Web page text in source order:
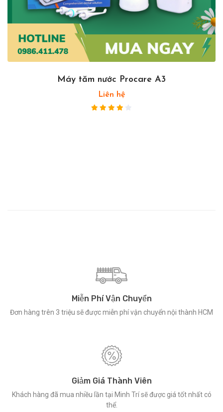
Máy tăm nước Procare A3
Liên hệ
Miễn Phí Vận Chuyển
Đơn hàng trên 3 triệu sẽ được miễn phí vận chuyển nội thành HCM
Giảm Giá Thành Viên
Khách hàng đã mua nhiều lần tại Minh Trí sẽ được giá tốt nhất có
thể.